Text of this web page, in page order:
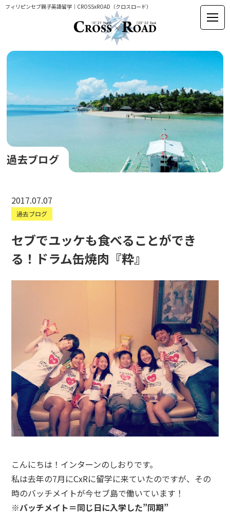
フィリピンセブ親子英語留学｜CROSSxROAD（クロスロード）
過去ブログ
2017.07.07
過去ブログ
セブでユッケも食べることができ
る！ドラム缶焼肉『粋』
こんにちは！インターンのしおりです。
私は去年の7月にCxRに留学に来ていたのですが、その
時のバッチメイトが今セブ島で働いています！
※バッチメイト＝同じ日に入学した”同期”